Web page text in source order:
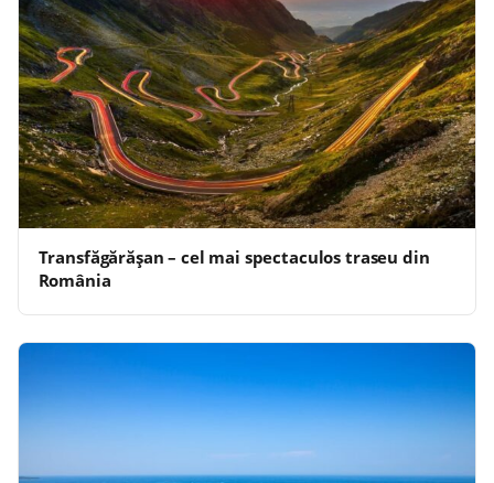
Transfăgărășan – cel mai spectaculos traseu din
România